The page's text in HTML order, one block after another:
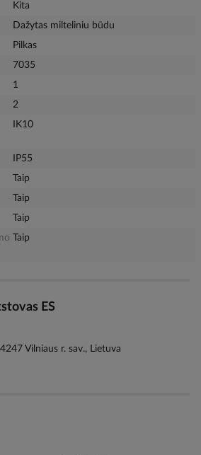
Kita
Dažytas milteliniu būdu
Pilkas
7035
1
2
IK10
IP55
Taip
Taip
Taip
Taip
ES
Vilniaus r. sav., Lietuva